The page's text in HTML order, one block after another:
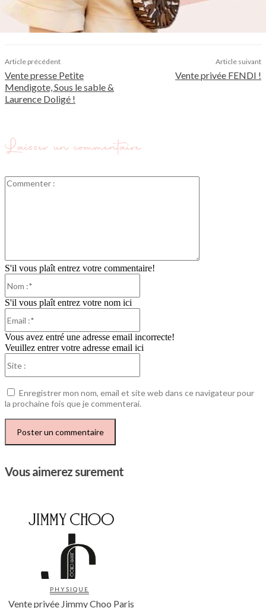
Article précédent
Vente presse Petite
Mendigote, Sous le sable &
Laurence Doligé !
Article suivant
Vente privée FENDI !
Laisser un commentaire
S'il vous plaît entrez votre commentaire!
S'il vous plaît entrez votre nom ici
Vous avez entré une adresse email incorrecte!
Veuillez entrer votre adresse email ici
Enregistrer mon nom, email et site web dans ce navigateur pour
la prochaine fois que je commenterai.
Vous aimerez surement
PHYSIQUE
Vente privée Jimmy Choo Paris